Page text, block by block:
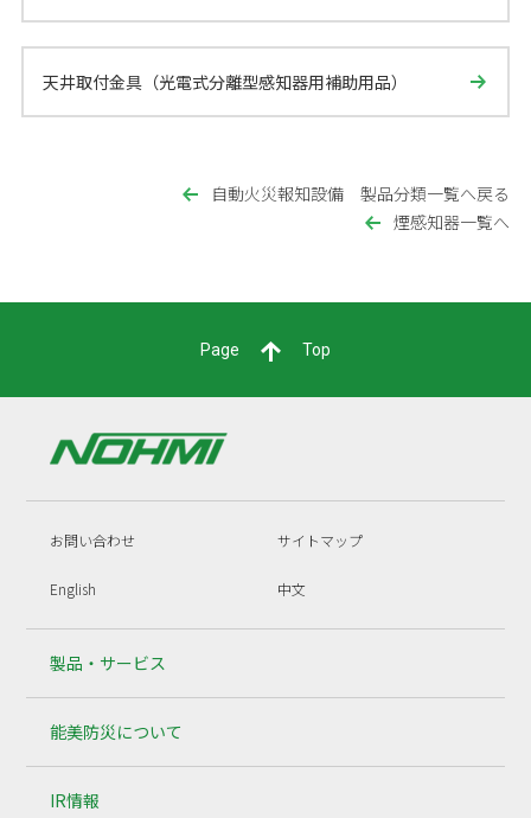
天井取付金具（光電式分離型感知器用補助用品）
自動火災報知設備 製品分類一覧へ戻る
煙感知器一覧へ
Page Top
お問い合わせ サイトマップ
English 中文
製品・サービス
能美防災について
IR情報